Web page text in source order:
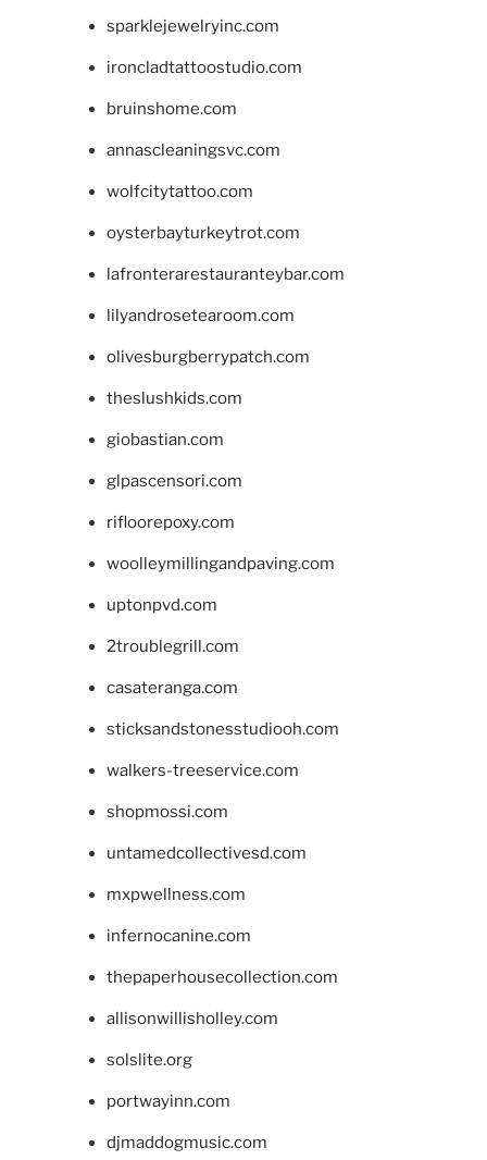
sparklejewelryinc.com
ironcladtattoostudio.com
bruinshome.com
annascleaningsvc.com
wolfcitytattoo.com
oysterbayturkeytrot.com
lafronterarestauranteybar.com
lilyandrosetearoom.com
olivesburgberrypatch.com
theslushkids.com
giobastian.com
glpascensori.com
rifloorepoxy.com
woolleymillingandpaving.com
uptonpvd.com
2troublegrill.com
casateranga.com
sticksandstonesstudiooh.com
walkers-treeservice.com
shopmossi.com
untamedcollectivesd.com
mxpwellness.com
infernocanine.com
thepaperhousecollection.com
allisonwillisholley.com
solslite.org
portwayinn.com
djmaddogmusic.com